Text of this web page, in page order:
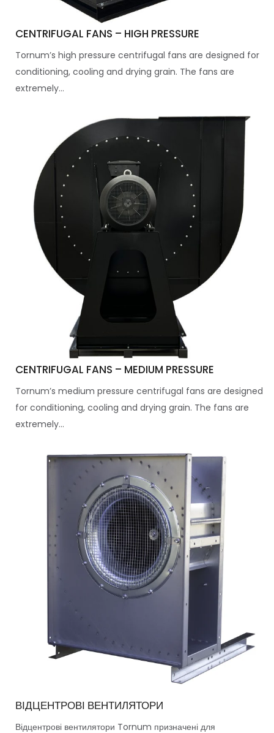
CENTRIFUGAL FANS – HIGH PRESSURE
Tornum’s high pressure centrifugal fans are designed for
conditioning, cooling and drying grain. The fans are
extremely...
CENTRIFUGAL FANS – MEDIUM PRESSURE
Tornum’s medium pressure centrifugal fans are designed
for conditioning, cooling and drying grain. The fans are
extremely...
ВІДЦЕНТРОВІ ВЕНТИЛЯТОРИ
Відцентрові вентилятори Tornum призначені для